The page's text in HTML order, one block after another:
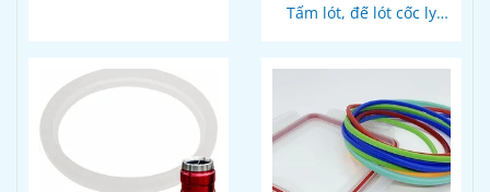
Tấm lót, đế lót cốc ly